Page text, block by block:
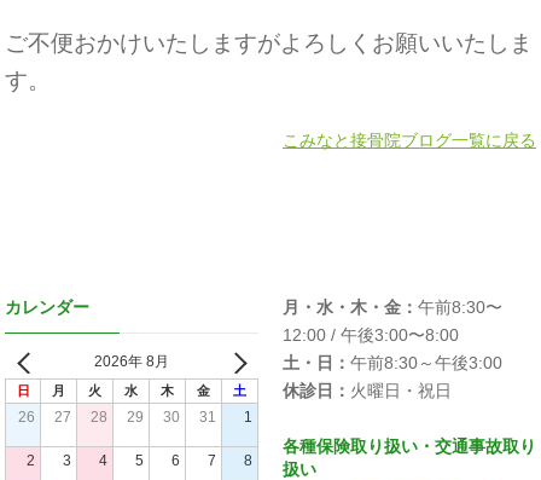
ご不便おかけいたしますがよろしくお願いいたしま
す。
こみなと接骨院ブログ一覧に戻る
カレンダー
2026年 8月
日 月 火 水 木 金 土
26 27 28 29 30 31 1
2 3 4 5 6 7 8
月・水・木・金： 午前8:30〜
12:00 / 午後3:00〜8:00
土・日： 午前8:30～午後3:00
休診日： 火曜日・祝日
各種保険取り扱い・交通事故取り
扱い